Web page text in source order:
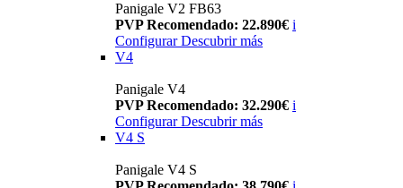
Panigale V2 FB63
PVP Recomendado: 22.890€ i
Configurar Descubrir más
V4
Panigale V4
PVP Recomendado: 32.290€ i
Configurar Descubrir más
V4 S
Panigale V4 S